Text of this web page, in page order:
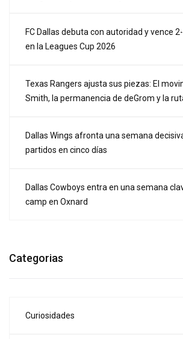
FC Dallas debuta con autoridad y vence
en la Leagues Cup 2026
Texas Rangers ajusta sus piezas: El
Smith, la permanencia de deGrom y la
Dallas Wings afronta una semana
partidos en cinco días
Dallas Cowboys entra en una semana
camp en Oxnard
Categorias
Curiosidades